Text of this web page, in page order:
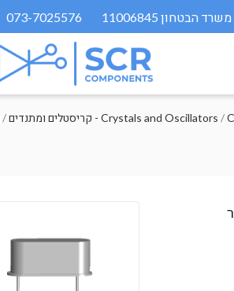
073-7025576
/ קריסטלים ומתנדים - Crystals and Oscillators /